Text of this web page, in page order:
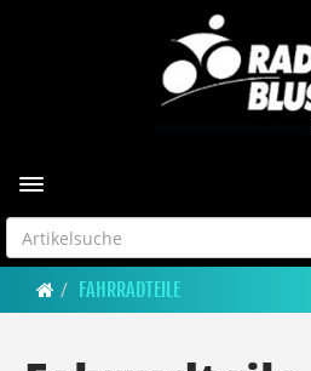
Toggle navigation
FAHRRADTEILE